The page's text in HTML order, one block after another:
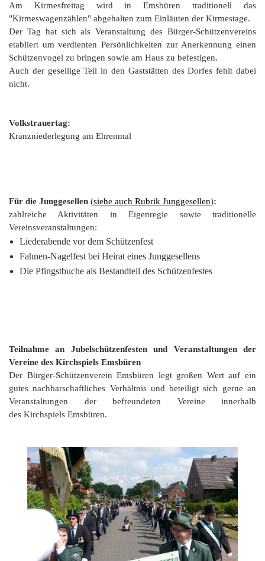
Am Kirmesfreitag wird in Emsbüren traditionell das
"Kirmeswagenzählen" abgehalten zum Einläuten der Kirmestage.
Der Tag hat sich als Veranstaltung des Bürger-Schützenvereins
etabliert um verdienten Persönlichkeiten zur Anerkennung einen
Schützenvogel zu bringen sowie am Haus zu befestigen.
Auch der gesellige Teil in den Gaststätten des Dorfes fehlt dabei
nicht.
Volkstrauertag:
Kranzniederlegung am Ehrenmal
Für die Junggesellen (siehe auch Rubrik Junggesellen):
zahlreiche Aktivitäten in Eigenregie sowie traditionelle
Vereinsveranstaltungen:
Liederabende vor dem Schützenfest
Fahnen-Nagelfest bei Heirat eines Junggesellens
Die Pfingstbuche als Bestandteil des Schützenfestes
Teilnahme an Jubelschützenfesten und Veranstaltungen der
Vereine des Kirchspiels Emsbüren
Der Bürger-Schützenverein Emsbüren legt großen Wert auf ein
gutes nachbarschaftliches Verhältnis und beteiligt sich gerne an
Veranstaltungen der befreundeten Vereine innerhalb
des Kirchspiels Emsbüren.